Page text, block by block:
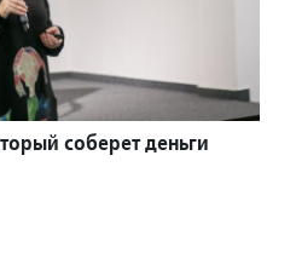
соберет деньги